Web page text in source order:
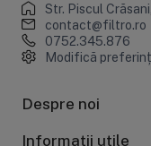
Str. Piscul
contact@filtro.ro
0752.345.876
Modifică
Despre noi
Informații utile